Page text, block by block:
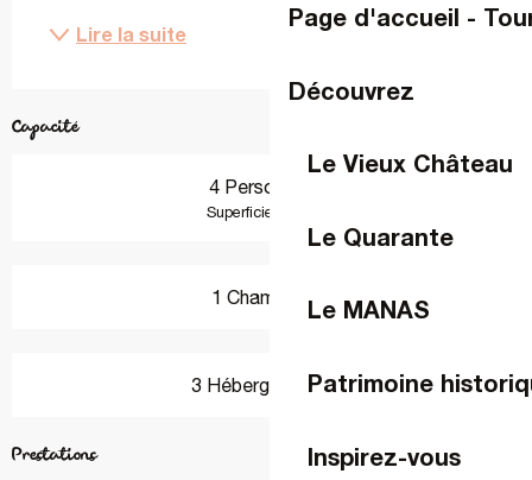
Page d'accueil -
Découvrez
Le Vieux Château
Le Quarante
Le MANAS
Patrimoine
Inspirez-vous
Lire la suite
Capacité
4 Personne(s)
Superficie : 24 m
1 Chambre(s)
3 Hébergement(s)
Prestations